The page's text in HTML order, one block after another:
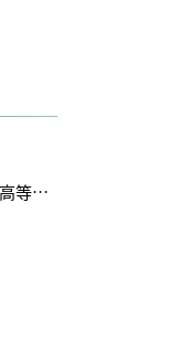
【人民网】吴普特：面向未来农业 重塑高等农业教育体系